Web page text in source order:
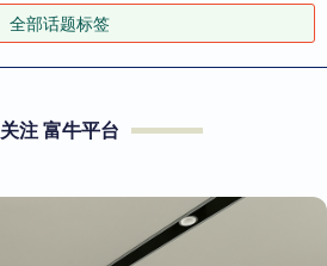
全部话题标签
关注 富牛平台